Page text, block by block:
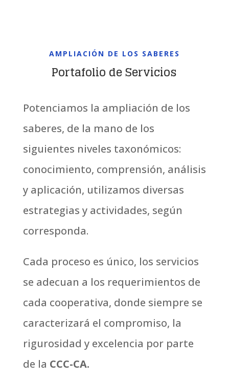
AMPLIACIÓN DE LOS SABERES
Portafolio de Servicios
Potenciamos la ampliación de los
saberes, de la mano de los
siguientes niveles taxonómicos:
conocimiento, comprensión, análisis
y aplicación, utilizamos diversas
estrategias y actividades, según
corresponda.
Cada proceso es único, los servicios
se adecuan a los requerimientos de
cada cooperativa, donde siempre se
caracterizará el compromiso, la
rigurosidad y excelencia por parte
de la CCC-CA.